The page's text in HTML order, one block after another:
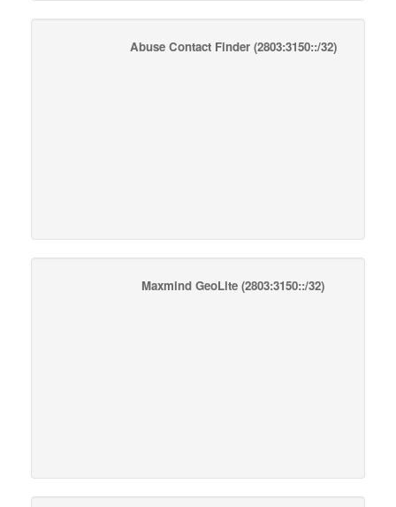
Abuse Contact Finder(2803:3150::/32)
Maxmind GeoLite (2803:3150::/32)